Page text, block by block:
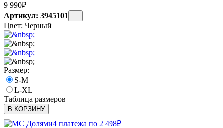
9 990₽
Артикул: 3945101
Цвет: Черный
Размер:
S-M
L-XL
Таблица размеров
В КОРЗИНУ
4 платежа по 2 498₽